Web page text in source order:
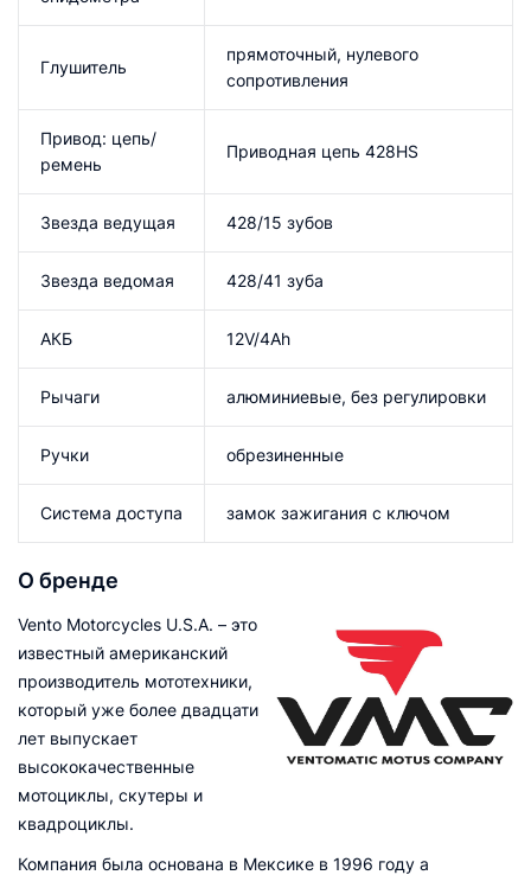
Глушитель
прямоточный, нулевого
сопротивления
Привод: цепь/
ремень
Приводная цепь 428HS
Звезда ведущая 428/15 зубов
Звезда ведомая 428/41 зуба
АКБ 12V/4Ah
Рычаги алюминиевые, без регулировки
Ручки обрезиненные
Система доступа замок зажигания с ключом
О бренде
Vento Motorcycles U.S.A. – это
известный американский
производитель мототехники,
который уже более двадцати
лет выпускает
высококачественные
мотоциклы, скутеры и
квадроциклы.
Компания была основана в Мексике в 1996 году а